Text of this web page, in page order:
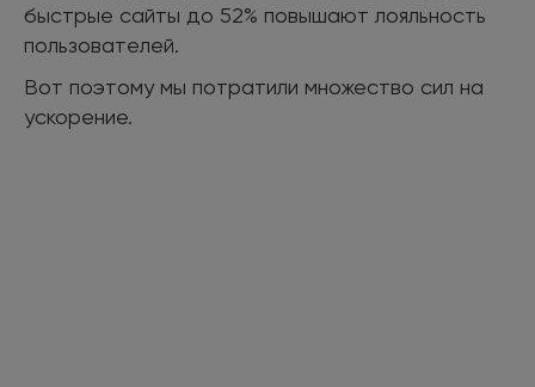
быстрые сайты до 52% повышают лояльность
пользователей.
Вот поэтому мы потратили множество сил на
ускорение.